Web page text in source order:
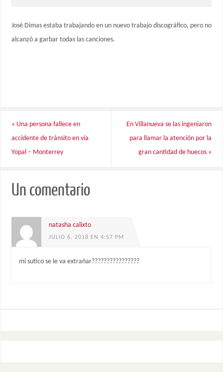
José Dimas estaba trabajando en un nuevo trabajo discográfico, pero no
alcanzó a garbar todas las canciones.
« Una persona fallece en
accidente de tránsito en vía
Yopal – Monterrey
En Villanueva se las ingeniaron
para llamar la atención por la
gran cantidad de huecos »
Un comentario
natasha calixto
JULIO 6, 2018 EN 4:57 PM
mi sutico se le va extrañar????????????????